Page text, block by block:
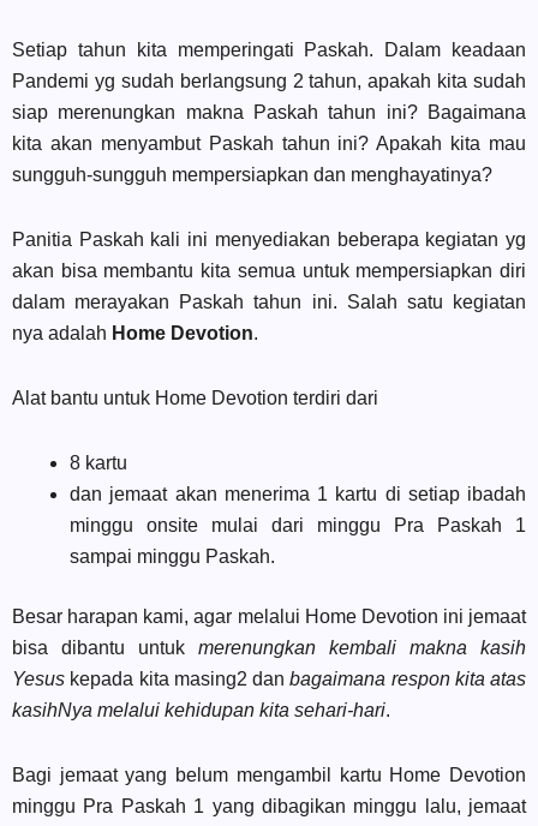
Setiap tahun kita memperingati Paskah. Dalam keadaan
Pandemi yg sudah berlangsung 2 tahun, apakah kita sudah
siap merenungkan makna Paskah tahun ini? Bagaimana
kita akan menyambut Paskah tahun ini? Apakah kita mau
sungguh-sungguh mempersiapkan dan menghayatinya?
Panitia Paskah kali ini menyediakan beberapa kegiatan yg
akan bisa membantu kita semua untuk mempersiapkan diri
dalam merayakan Paskah tahun ini. Salah satu kegiatan
nya adalah Home Devotion.
Alat bantu untuk Home Devotion terdiri dari
8 kartu
dan jemaat akan menerima 1 kartu di setiap ibadah
minggu onsite mulai dari minggu Pra Paskah 1
sampai minggu Paskah.
Besar harapan kami, agar melalui Home Devotion ini jemaat
bisa dibantu untuk merenungkan kembali makna kasih
Yesus kepada kita masing2 danbagaimana respon kita atas
kasihNya melalui kehidupan kita sehari-hari.
Bagi jemaat yang belum mengambil kartu Home Devotion
minggu Pra Paskah 1 yang dibagikan minggu lalu, jemaat